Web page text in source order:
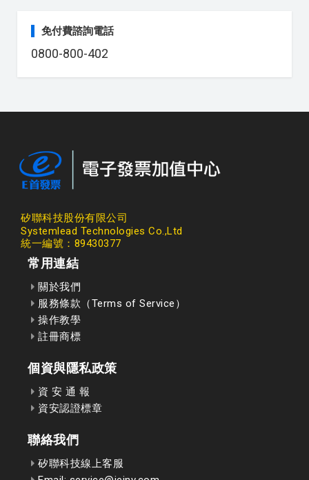
免付費諮詢電話
0800-800-402
矽聯科技股份有限公司
Systemlead Technologies Co.,Ltd
統一編號：89430377
常用連結
關於我們
服務條款（Terms of Service）
操作教學
註冊商標
個資與隱私政策
資 安 通 報
資安認證標章
聯絡我們
矽聯科技線上客服